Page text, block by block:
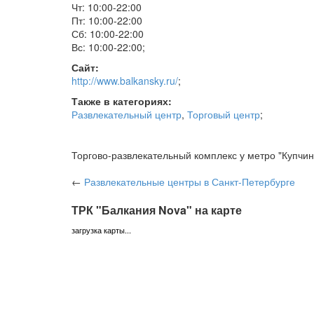
Чт: 10:00-22:00
Пт: 10:00-22:00
Сб: 10:00-22:00
Вс: 10:00-22:00;
Сайт:
http://www.balkansky.ru/;
Также в категориях:
Развлекательный центр, Торговый центр;
Торгово-развлекательный комплекс у метро
← Развлекательные центры в Санкт-Петербурге
ТРК "Балкания Nova" на карте
загрузка карты...